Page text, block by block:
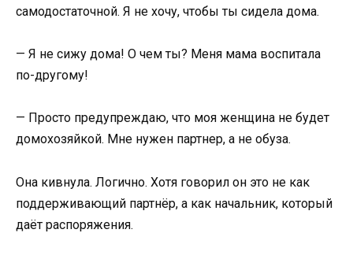
самодостаточной. Я не хочу, чтобы ты сидела дома.
— Я не сижу дома! О чем ты? Меня мама воспитала
по-другому!
— Просто предупреждаю, что моя женщина не будет
домохозяйкой. Мне нужен партнер, а не обуза.
Она кивнула. Логично. Хотя говорил он это не как
поддерживающий партнёр, а как начальник, который
даёт распоряжения.